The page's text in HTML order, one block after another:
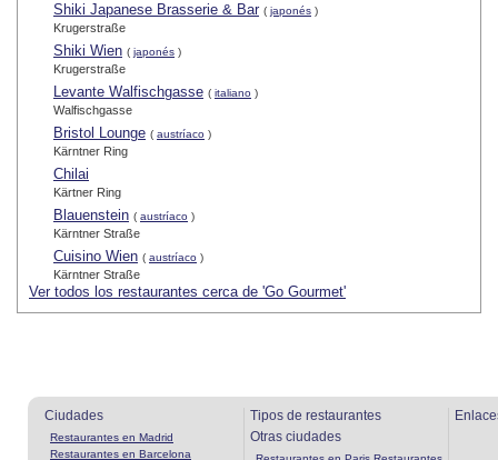
Shiki Japanese Brasserie & Bar ( japonés )
Krugerstraße
Shiki Wien ( japonés )
Krugerstraße
Levante Walfischgasse ( italiano )
Walfischgasse
Bristol Lounge ( austríaco )
Kärntner Ring
Chilai
Kärtner Ring
Blauenstein ( austríaco )
Kärntner Straße
Cuisino Wien ( austríaco )
Kärntner Straße
Ver todos los restaurantes cerca de 'Go Gourmet'
Ciudades
Restaurantes en Madrid
Restaurantes en Barcelona
Tipos de restaurantes
Otras ciudades